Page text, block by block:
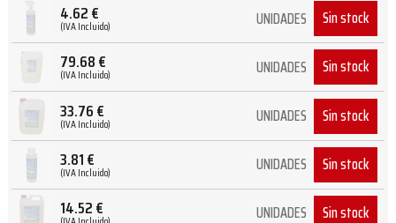
4.62€
(IVA Incluido) UNIDADES Sin stock
79.68€
(IVA Incluido) UNIDADES Sin stock
33.76€
(IVA Incluido) UNIDADES Sin stock
3.81€
(IVA Incluido) UNIDADES Sin stock
14.52€ UNIDADES Sin stock